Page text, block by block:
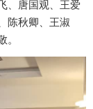
、唐国观、王爱
陈秋卿、王淑
。